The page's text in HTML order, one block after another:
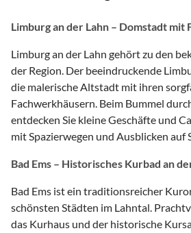
Limburg an der Lahn – Domstadt mit
Limburg an der Lahn gehört zu den
der Region. Der beeindruckende
die malerische Altstadt mit ihren
Fachwerkhäusern. Beim Bummel
entdecken Sie kleine Geschäfte und
mit Spazierwegen und Ausblicken auf
Bad Ems – Historisches Kurbad an
Bad Ems ist ein traditionsreicher
schönsten Städten im Lahntal.
das Kurhaus und der historische